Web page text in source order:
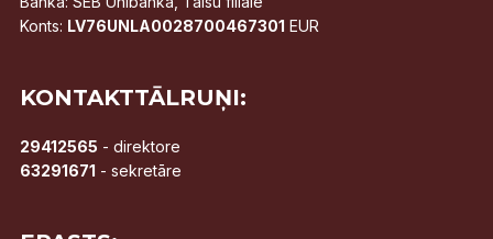
Konts: LV76UNLA0028700467301 EUR
KONTAKTTĀLRUŅI:
29412565 - direktore
63291671 - sekretāre